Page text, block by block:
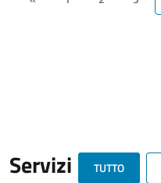
Servizi TUTTO